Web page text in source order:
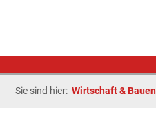
Sie sind hier:Wirtschaft & Bauen